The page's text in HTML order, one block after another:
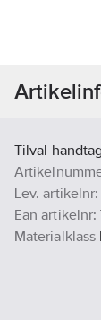
Tilval
Lev. artikelnr:
Ean artikelnr:
Materialklass